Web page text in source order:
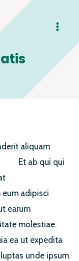
aliquam
Et ab qui qui
eum adipisci
earum
molestiae.
ea ut expedita
unde ipsum.